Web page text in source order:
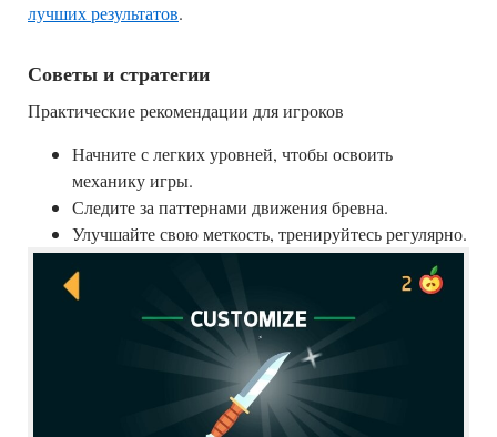
лучших результатов.
Советы и стратегии
Практические рекомендации для игроков
Начните с легких уровней, чтобы освоить
механику игры.
Следите за паттернами движения бревна.
Улучшайте свою меткость, тренируйтесь регулярно.